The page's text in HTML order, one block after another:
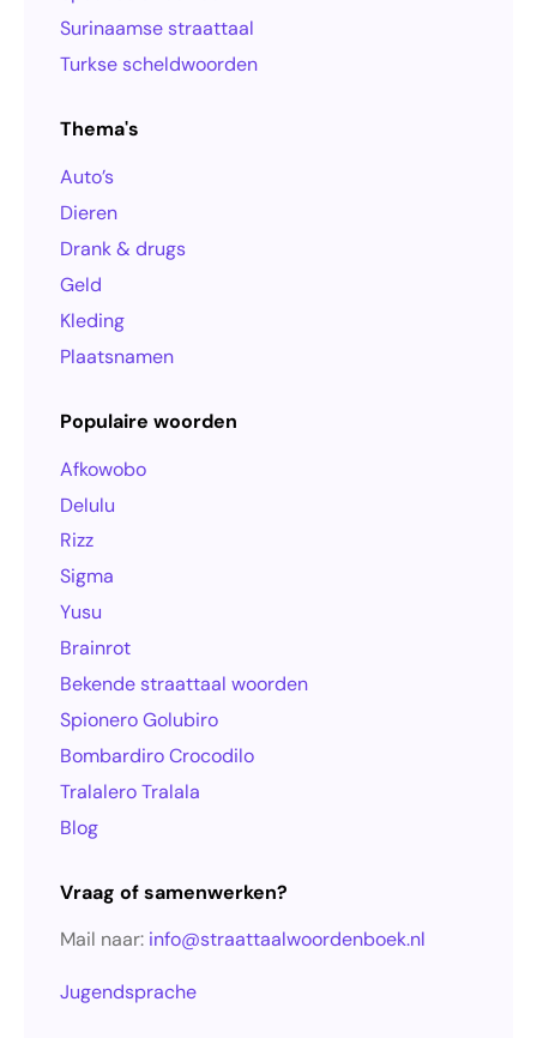
Surinaamse straattaal
Turkse scheldwoorden
Thema's
Auto’s
Dieren
Drank & drugs
Geld
Kleding
Plaatsnamen
Populaire woorden
Afkowobo
Delulu
Rizz
Sigma
Yusu
Brainrot
Bekende straattaal woorden
Spionero Golubiro
Bombardiro Crocodilo
Tralalero Tralala
Blog
Vraag of samenwerken?
Mail naar: info@straattaalwoordenboek.nl
Jugendsprache